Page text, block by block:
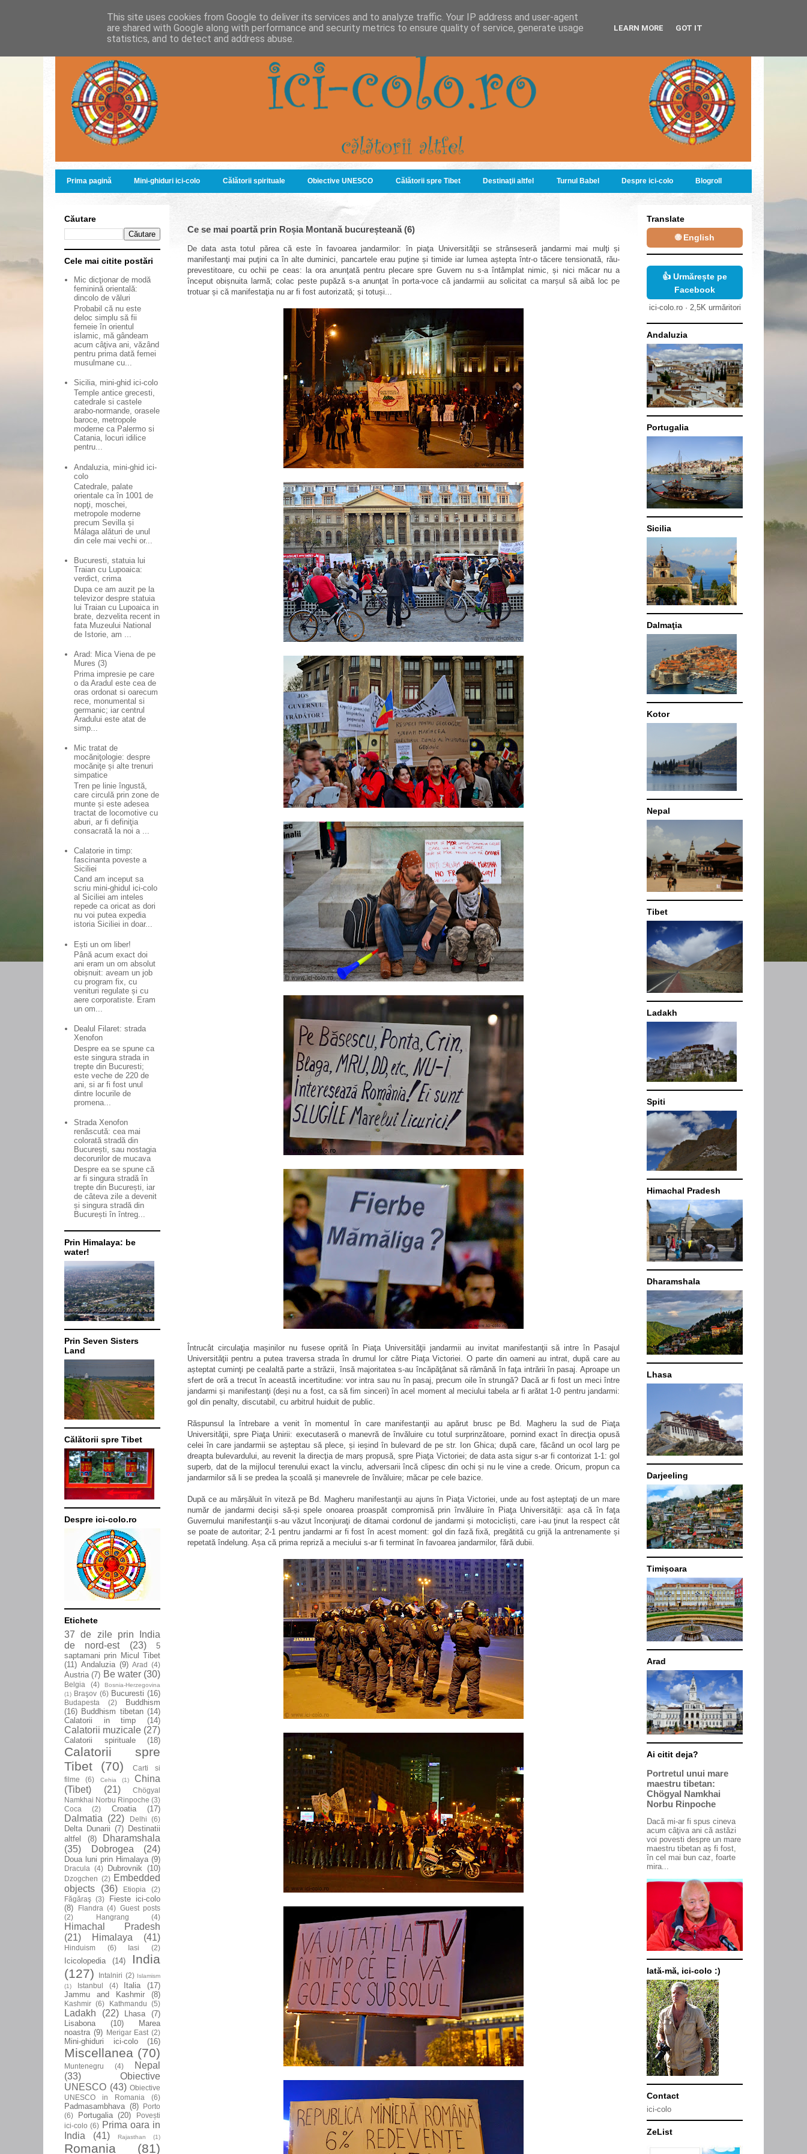
Prima pagină Mini-ghiduri ici-colo Călătorii spirituale Obiective UNESCO Călătorii spre Tibet Destinaţii altfel Turnul Babel Despre ici-colo Blogroll
Ce se mai poartă prin Roșia Montană bucureșteană (6)
De data asta totul părea că este în favoarea jandarmilor: în piaţa Universităţii se strânseseră jandarmi mai mulţi și
manifestanţi mai puţini ca în alte duminici, pancartele erau puţine și timide iar lumea aștepta într-o tăcere tensionată, rău-
prevestitoare, cu ochii pe ceas: la ora anunţată pentru plecare spre Guvern nu s-a întâmplat nimic, și nici măcar nu a
început obișnuita larmă; colac peste pupăză s-a anunţat în porta-voce că jandarmii au solicitat ca marșul să aibă loc pe
trotuar și că manifestaţia nu ar fi fost autorizată; și totuși...
Întrucât circulaţia mașinilor nu fusese oprită în Piaţa Universităţii jandarmii au invitat manifestanţii să intre în Pasajul
Universităţii pentru a putea traversa strada în drumul lor către Piaţa Victoriei. O parte din oameni au intrat, după care au
așteptat cuminţi pe cealaltă parte a străzii, însă majoritatea s-au încăpăţânat să rămână în faţa intrării în pasaj. Aproape un
sfert de oră a trecut în această incertitudine: vor intra sau nu în pasaj, precum oile în strungă? Dacă ar fi fost un meci între
jandarmi și manifestanţi (deși nu a fost, ca să fim sinceri) în acel moment al meciului tabela ar fi arătat 1-0 pentru jandarmi:
gol din penalty, discutabil, cu arbitrul huiduit de public.
Răspunsul la întrebare a venit în momentul în care manifestanţii au apărut brusc pe Bd. Magheru la sud de Piaţa
Universităţii, spre Piaţa Unirii: executaseră o manevră de învăluire cu totul surprinzătoare, pornind exact în direcţia opusă
celei în care jandarmii se așteptau să plece, și ieșind în bulevard de pe str. Ion Ghica; după care, făcând un ocol larg pe
dreapta bulevardului, au revenit la direcţia de marș propusă, spre Piaţa Victoriei; de data asta sigur s-ar fi contorizat 1-1: gol
superb, dat de la mijlocul terenului exact la vinclu, adversarii încă clipesc din ochi și nu le vine a crede. Oricum, propun ca
jandarmilor să li se predea la școală și manevrele de învăluire; măcar pe cele bazice.
După ce au mărșăluit în viteză pe Bd. Magheru manifestanţii au ajuns în Piaţa Victoriei, unde au fost așteptaţi de un mare
număr de jandarmi deciși să-și spele onoarea proaspăt compromisă prin învăluire în Piaţa Universităţii: așa că în faţa
Guvernului manifestanţii s-au văzut înconjuraţi de ditamai cordonul de jandarmi și motocicliști, care i-au ţinut la respect cât
se poate de autoritar; 2-1 pentru jandarmi ar fi fost în acest moment: gol din fază fixă, pregătită cu grijă la antrenamente și
repetată îndelung. Așa că prima repriză a meciului s-ar fi terminat în favoarea jandarmilor, fără dubii.
Căutare
Cele mai citite postări
Mic dicţionar de modă
feminină orientală:
dincolo de văluri
Probabil că nu este
deloc simplu să fii
femeie în orientul
islamic, mă gândeam
acum câţiva ani, văzând
pentru prima dată femei
musulmane cu...
Sicilia, mini-ghid ici-colo
Temple antice grecesti,
catedrale si castele
arabo-normande, orasele
baroce, metropole
moderne ca Palermo si
Catania, locuri idilice
pentru...
Andaluzia, mini-ghid ici-
colo
Catedrale, palate
orientale ca în 1001 de
nopţi, moschei,
metropole moderne
precum Sevilla și
Málaga alături de unul
din cele mai vechi or...
Bucuresti, statuia lui
Traian cu Lupoaica:
verdict, crima
Dupa ce am auzit pe la
televizor despre statuia
lui Traian cu Lupoaica in
brate, dezvelita recent in
fata Muzeului National
de Istorie, am ...
Arad: Mica Viena de pe
Mures (3)
Prima impresie pe care
o da Aradul este cea de
oras ordonat si oarecum
rece, monumental si
germanic; iar centrul
Aradului este atat de
simp...
Mic tratat de
mocăniţologie: despre
mocăniţe și alte trenuri
simpatice
Tren pe linie îngustă,
care circulă prin zone de
munte și este adesea
tractat de locomotive cu
aburi, ar fi definiţia
consacrată la noi a ...
Calatorie in timp:
fascinanta poveste a
Siciliei
Cand am inceput sa
scriu mini-ghidul ici-colo
al Siciliei am inteles
repede ca oricat as dori
nu voi putea expedia
istoria Siciliei in doar...
Ești un om liber!
Până acum exact doi
ani eram un om absolut
obișnuit: aveam un job
cu program fix, cu
venituri regulate și cu
aere corporatiste. Eram
un om...
Dealul Filaret: strada
Xenofon
Despre ea se spune ca
este singura strada in
trepte din Bucuresti;
este veche de 220 de
ani, si ar fi fost unul
dintre locurile de
promena...
Strada Xenofon
renăscută: cea mai
colorată stradă din
București, sau nostagia
decorurilor de mucava
Despre ea se spune că
ar fi singura stradă în
trepte din București, iar
de câteva zile a devenit
și singura stradă din
București în întreg...
Prin Himalaya: be
water!
Prin Seven Sisters
Land
Călătorii spre Tibet
Despre ici-colo.ro
Etichete
37 de zile prin India
de nord-est
(23)
5
saptamani prin Micul Tibet
(11) Andaluzia (9) Arad (4)
Austria (7) Be water (30)
Belgia (4)
Bosnia-Herzegovina
(1) Braşov (6) Bucuresti (16)
Budapesta (2)
Buddhism
(16) Buddhism tibetan (14)
Calatorii in timp
(14)
Calatorii muzicale (27)
Calatorii spirituale (18)
Calatorii spre
Tibet
(70)
Carti si
filme
(6) Cehia (1)
China
(Tibet)
(21)
Chögyal
Namkhai Norbu Rinpoche (3)
Coca
(2) Croatia (17)
Dalmatia (22) Delhi (6)
Delta Dunarii (7) Destinatii
altfel
(8)
Dharamshala
(35)
Dobrogea (24)
Doua luni prin Himalaya (9)
Dracula (4) Dubrovnik (10)
Dzogchen (2) Embedded
objects
(36) Etiopia
(2)
Făgăraş (3)
Fieste ici-colo
(8)
Flandra (4) Guest posts
(2)
Hangrang (4)
Himachal Pradesh
(21)
Himalaya (41)
Hinduism (6) Iasi (2)
Icicolopedia (14)
India
(127)
Intalniri (2) Islamism
(1)
Istanbul (4) Italia
(17)
Jammu and Kashmir
(8)
Kashmir (6) Kathmandu (5)
Ladakh (22) Lhasa
(7)
Lisabona
(10)
Marea
noastra (9) Merigar East (2)
Mini-ghiduri ici-colo (16)
Miscellanea (70)
Muntenegru (4)
Nepal
(33)
Obiective
UNESCO (43) Obiective
UNESCO in Romania
(6)
Padmasambhava (8)
Porto
(6)
Portugalia (20)
Povești
ici-colo (6) Prima oara in
India
(41) Rajasthan (1)
Romania (81)
Translate
🌐 English
👍 Urmărește pe
Facebook
ici-colo.ro · 2,5K urmăritori
Andaluzia
Portugalia
Sicilia
Dalmaţia
Kotor
Nepal
Tibet
Ladakh
Spiti
Himachal Pradesh
Dharamshala
Lhasa
Darjeeling
Timișoara
Arad
Ai citit deja?
Portretul unui mare
maestru tibetan:
Chögyal Namkhai
Norbu Rinpoche
Dacă mi-ar fi spus cineva
acum câţiva ani că astăzi
voi povesti despre un mare
maestru tibetan aș fi fost,
în cel mai bun caz, foarte
mira...
Iată-mă, ici-colo :)
Contact
ici-colo
ZeList
This site uses cookies from Google to deliver its services and to analyze traffic. Your IP address and user-agent
are shared with Google along with performance and security metrics to ensure quality of service, generate usage
statistics, and to detect and address abuse.
LEARN MORE GOT IT